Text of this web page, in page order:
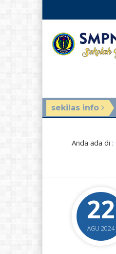
sekilas info
Anda ada di :
22
AGU 2024